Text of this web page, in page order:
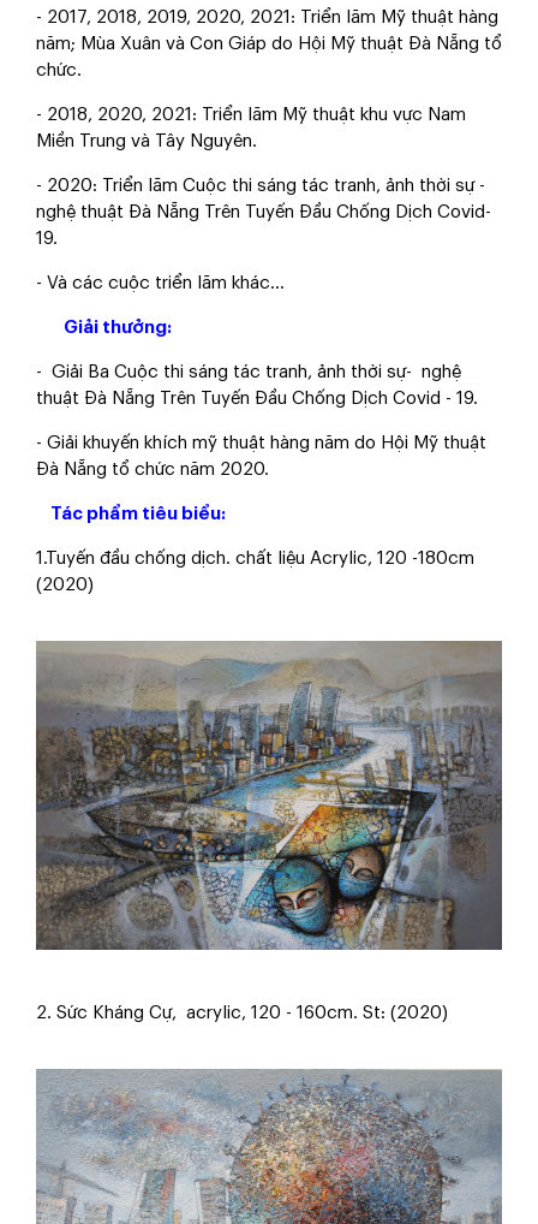
- 2017, 2018, 2019, 2020, 2021: Triển lãm Mỹ thuật hàng
năm; Mùa Xuân và Con Giáp do Hội Mỹ thuật Đà Nẵng tổ
chức.
- 2018, 2020, 2021: Triển lãm Mỹ thuật khu vực Nam
Miền Trung và Tây Nguyên.
- 2020: Triển lãm Cuộc thi sáng tác tranh, ảnh thời sự -
nghệ thuật Đà Nẵng Trên Tuyến Đầu Chống Dịch Covid-
19.
- Và các cuộc triển lãm khác...
Giải thưởng:
- Giải Ba Cuộc thi sáng tác tranh, ảnh thời sự- nghệ
thuật Đà Nẵng Trên Tuyến Đầu Chống Dịch Covid - 19.
- Giải khuyến khích mỹ thuật hàng năm do Hội Mỹ thuật
Đà Nẵng tổ chức năm 2020.
Tác phẩm tiêu biểu:
1.Tuyến đầu chống dịch. chất liệu Acrylic, 120 -180cm
(2020)
2. Sức Kháng Cự, acrylic, 120 - 160cm. St: (2020)